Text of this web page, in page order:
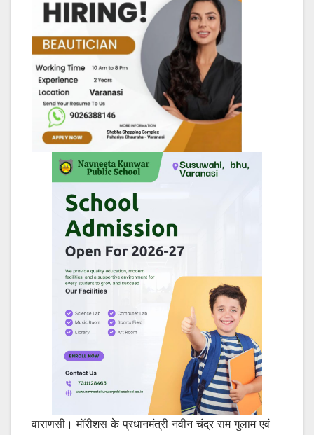
वाराणसी। मॉरीशस के प्रधानमंत्री नवीन चंद्र राम गुलाम एवं